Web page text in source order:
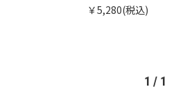
￥5,280(税込)
1 / 1